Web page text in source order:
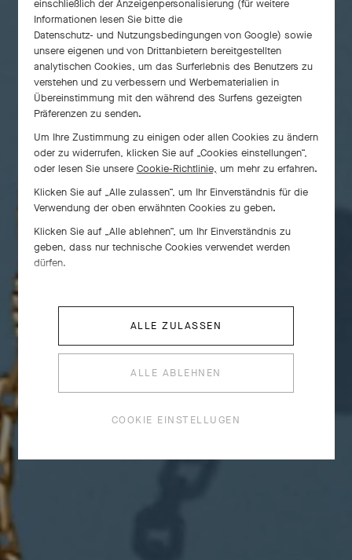
einschließlich der Anzeigenpersonalisierung (für weitere
Informationen lesen Sie bitte die
Datenschutz- und Nutzungsbedingungen von Google) sowie
unsere eigenen und von Drittanbietern bereitgestellten
analytischen Cookies, um das Surferlebnis des Benutzers zu
verstehen und zu verbessern und Werbematerialien in
Übereinstimmung mit den während des Surfens gezeigten
Präferenzen zu senden.
Um Ihre Zustimmung zu einigen oder allen Cookies zu ändern
oder zu widerrufen, klicken Sie auf „Cookies einstellungen“,
oder lesen Sie unsere Cookie-Richtlinie, um mehr zu erfahren.
Klicken Sie auf „Alle zulassen“, um Ihr Einverständnis für die
Verwendung der oben erwähnten Cookies zu geben.
Klicken Sie auf „Alle ablehnen“, um Ihr Einverständnis zu
geben, dass nur technische Cookies verwendet werden
dürfen.
ALLE ZULASSEN
ALLE ABLEHNEN
COOKIE EINSTELLUGEN